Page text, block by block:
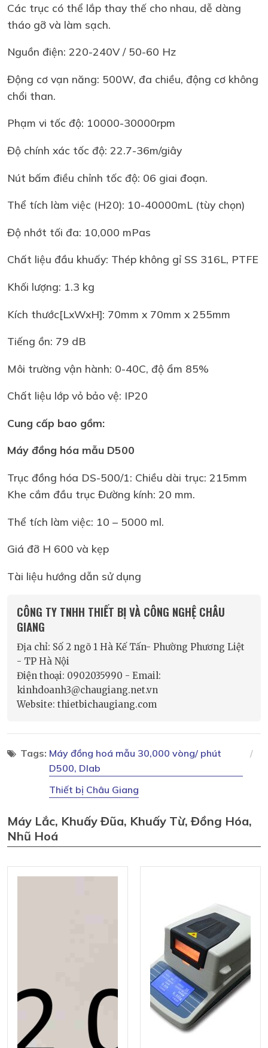
Các trục có thể lắp thay thế cho nhau, dễ dàng
tháo gỡ và làm sạch.
Nguồn điện: 220-240V / 50-60 Hz
Động cơ vạn năng: 500W, đa chiều, động cơ không
chổi than.
Phạm vi tốc độ: 10000-30000rpm
Độ chính xác tốc độ: 22.7-36m/giây
Nút bấm điều chỉnh tốc độ: 06 giai đoạn.
Thể tích làm việc (H20): 10-40000mL (tùy chọn)
Độ nhớt tối đa: 10,000 mPas
Chất liệu đầu khuấy: Thép không gỉ SS 316L, PTFE
Khối lượng: 1.3 kg
Kích thước[LxWxH]: 70mm x 70mm x 255mm
Tiếng ồn: 79 dB
Môi trường vận hành: 0-40C, độ ẩm 85%
Chất liệu lớp vỏ bảo vệ: IP20
Cung cấp bao gồm:
Máy đồng hóa mẫu D500
Trục đồng hóa DS-500/1: Chiều dài trục: 215mm
Khe cắm đầu trục Đường kính: 20 mm.
Thể tích làm việc: 10 – 5000 ml.
Giá đỡ H 600 và kẹp
Tài liệu hướng dẫn sử dụng
CÔNG TY TNHH THIẾT BỊ VÀ CÔNG NGHỆ CHÂU
GIANG
Địa chỉ: Số 2 ngõ 1 Hà Kế Tấn- Phường Phương Liệt
- TP Hà Nội
Điện thoại: 0902035990 - Email:
kinhdoanh3@chaugiang.net.vn
Website: thietbichaugiang.com
Tags: Máy đồng hoá mẫu 30,000 vòng/ phút
D500, Dlab
Thiết bị Châu Giang
Máy Lắc, Khuấy Đũa, Khuấy Từ, Đồng Hóa,
Nhũ Hoá